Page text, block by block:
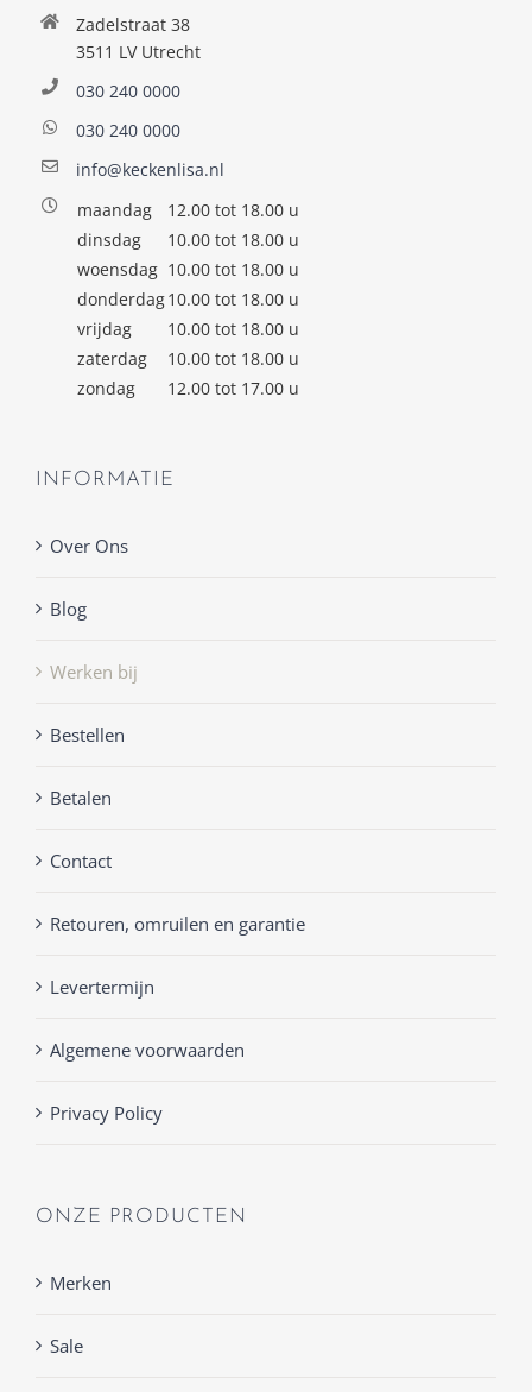
Zadelstraat 38
3511 LV Utrecht
030 240 0000
030 240 0000
info@keckenlisa.nl
maandag
12.00 tot 18.00 u
dinsdag
10.00 tot 18.00 u
woensdag 10.00 tot 18.00 u
donderdag10.00 tot 18.00 u
vrijdag
10.00 tot 18.00 u
zaterdag
10.00 tot 18.00 u
zondag
12.00 tot 17.00 u
INFORMATIE
Over Ons
Blog
Werken bij
Bestellen
Betalen
Contact
Retouren, omruilen en garantie
Levertermijn
Algemene voorwaarden
Privacy Policy
ONZE PRODUCTEN
Merken
Sale